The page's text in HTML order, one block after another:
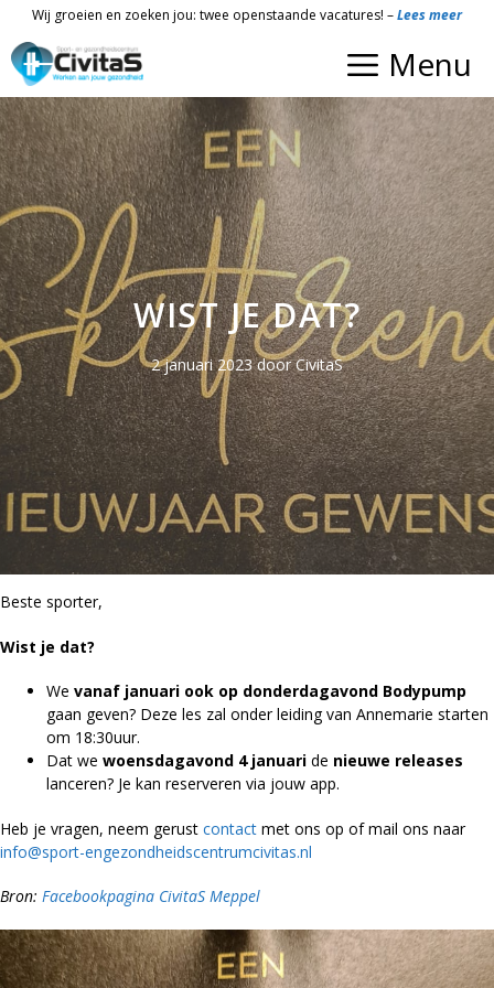
de
inhoud
Wij groeien en zoeken jou: twee openstaande vacatures! –Lees meer
Menu
WIST JE DAT?
2 januari 2023doorCivitaS
Beste sporter,
Wist je dat?
We vanaf januari ook op donderdagavond Bodypump
gaan geven? Deze les zal onder leiding van Annemarie starten
om 18:30uur.
Dat we woensdagavond 4 januari de nieuwe releases
lanceren? Je kan reserveren via jouw app.
Heb je vragen, neem gerust contact met ons op of mail ons naar
info@sport-engezondheidscentrumcivitas.nl
Bron: Facebookpagina CivitaS Meppel